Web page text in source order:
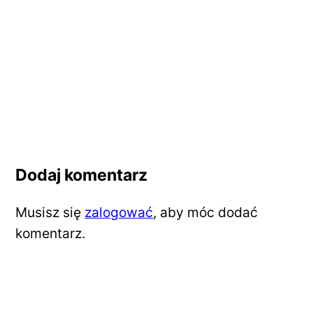
Dodaj komentarz
Musisz się zalogować, aby móc dodać
komentarz.